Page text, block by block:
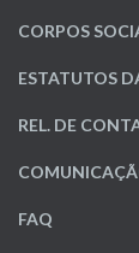
CORPOS
ESTATUTOS
REL. DE
FAQ